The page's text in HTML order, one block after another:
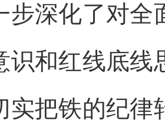
步深化了对全
识和红线底线
实把铁的纪律